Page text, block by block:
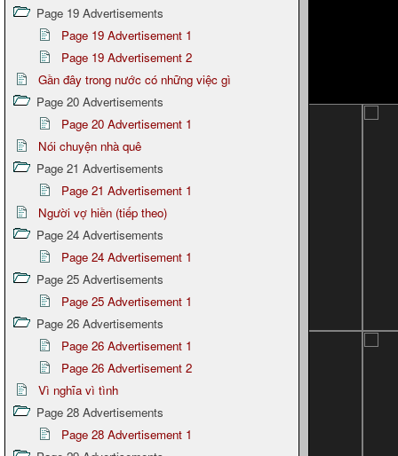
Page 19 Advertisements
Page 19 Advertisement 1
Page 19 Advertisement 2
Gần đây trong nước có những việc gì
Page 20 Advertisements
Page 20 Advertisement 1
Nói chuyện nhà quê
Page 21 Advertisements
Page 21 Advertisement 1
Người vợ hiền (tiếp theo)
Page 24 Advertisements
Page 24 Advertisement 1
Page 25 Advertisements
Page 25 Advertisement 1
Page 26 Advertisements
Page 26 Advertisement 1
Page 26 Advertisement 2
Vì nghĩa vì tình
Page 28 Advertisements
Page 28 Advertisement 1